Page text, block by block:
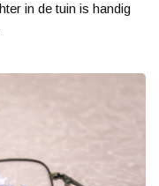
in de tuin is handig